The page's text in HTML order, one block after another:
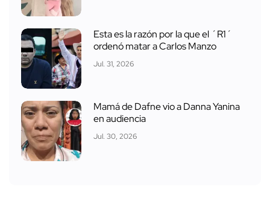
Esta es la razón por la que el ´R1´
ordenó matar a Carlos Manzo
Jul. 31, 2026
Mamá de Dafne vio a Danna Yanina
en audiencia
Jul. 30, 2026